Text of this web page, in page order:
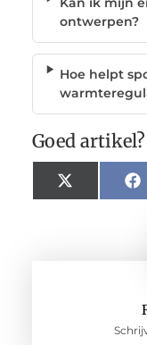
ontwerpen?
Hoe helpt
Goed
X
(Twitter)